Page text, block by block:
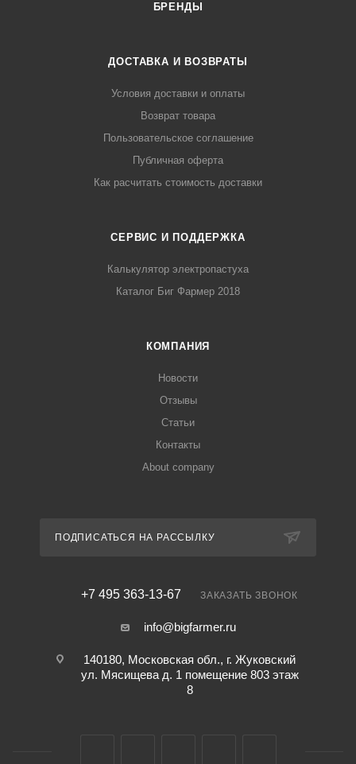
БРЕНДЫ
ДОСТАВКА И ВОЗВРАТЫ
Условия доставки и оплаты
Возврат товара
Пользовательское соглашение
Публичная оферта
Как расчитать стоимость доставки
СЕРВИС И ПОДДЕРЖКА
Калькулятор электропастуха
Каталог Биг Фармер 2018
КОМПАНИЯ
Новости
Отзывы
Статьи
Контакты
About company
ПОДПИСАТЬСЯ НА РАССЫЛКУ
+7 495 363-13-67 ЗАКАЗАТЬ ЗВОНОК
info@bigfarmer.ru
140180, Московская обл., г. Жуковский
ул. Мясищева д. 1 помещение 803 этаж
8